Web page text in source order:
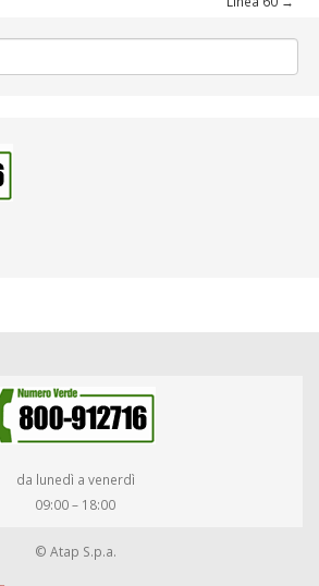
da lunedì a venerdì
09:00 – 18:00
© Atap S.p.a.